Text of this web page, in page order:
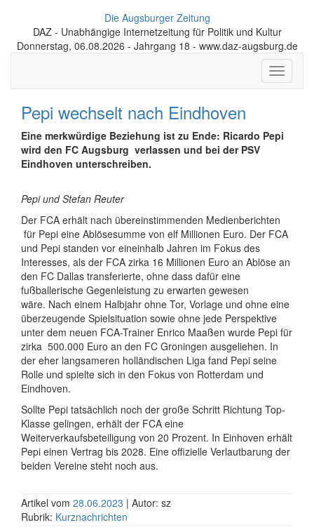
Die Augsburger Zeitung
DAZ - Unabhängige Internetzeitung für Politik und Kultur
Donnerstag, 06.08.2026 - Jahrgang 18 - www.daz-augsburg.de
Toggle
Pepi wechselt nach Eindhoven
Eine merkwürdige Beziehung ist zu Ende: Ricardo Pepi
wird den FC Augsburg verlassen und bei der PSV
Eindhoven unterschreiben.
Pepi und Stefan Reuter
Der FCA erhält nach übereinstimmenden Medienberichten
für Pepi eine Ablösesumme von elf Millionen Euro. Der FCA
und Pepi standen vor eineinhalb Jahren im Fokus des
Interesses, als der FCA zirka 16 Millionen Euro an Ablöse an
den FC Dallas transferierte, ohne dass dafür eine
fußballerische Gegenleistung zu erwarten gewesen
wäre. Nach einem Halbjahr ohne Tor, Vorlage und ohne eine
überzeugende Spielsituation sowie ohne jede Perspektive
unter dem neuen FCA-Trainer Enrico Maaßen wurde Pepi für
zirka 500.000 Euro an den FC Groningen ausgeliehen. In
der eher langsameren holländischen Liga fand Pepi seine
Rolle und spielte sich in den Fokus von Rotterdam und
Eindhoven.
Sollte Pepi tatsächlich noch der große Schritt Richtung Top-
Klasse gelingen, erhält der FCA eine
Weiterverkaufsbeteiligung von 20 Prozent. In Einhoven erhält
Pepi einen Vertrag bis 2028. Eine offizielle Verlautbarung der
beiden Vereine steht noch aus.
Artikel vom 28.06.2023 | Autor: sz
Rubrik: Kurznachrichten